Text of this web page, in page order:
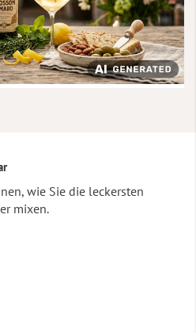
wie Sie die leckersten
mixen.